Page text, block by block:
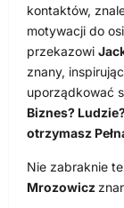
kontaktów,
motywacji do
przekazowi
znany,
uporządkować
Biznes?
otrzymasz
Nie zabraknie
Mrozowicz